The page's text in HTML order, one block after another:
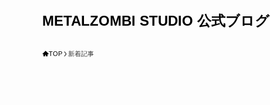
METALZOMBI STUDIO 公式ブログ
TOP 新着記事